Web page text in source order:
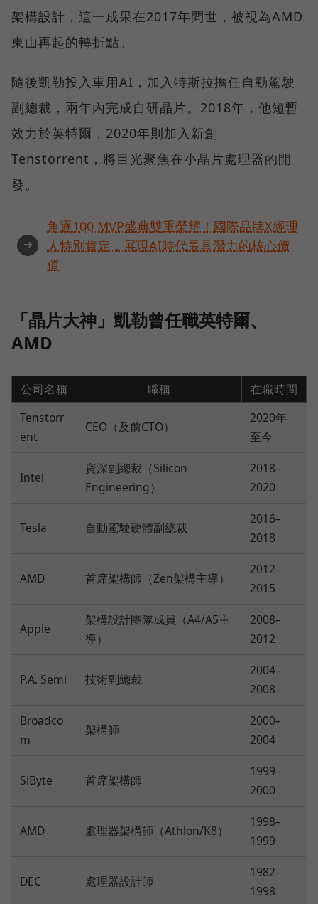
架構設計，這一成果在2017年問世，被視為AMD
東山再起的轉折點。
隨後凱勒投入車用AI，加入特斯拉擔任自動駕駛
副總裁，兩年內完成自研晶片。2018年，他短暫
效力於英特爾，2020年則加入新創
Tenstorrent，將目光聚焦在小晶片處理器的開
發。
➜
角逐100 MVP盛典雙重榮耀！國際品牌X經理
人特別肯定，展現AI時代最具潛力的核心價
值
「晶片大神」凱勒曾任職英特爾、
AMD
公司名稱 職稱
在職時間
Tenstorr
ent
CEO（及前CTO）
2020年
至今
Intel
資深副總裁（Silicon
Engineering）
2018–
2020
Tesla 自動駕駛硬體副總裁
2016–
2018
AMD 首席架構師（Zen架構主導）
2012–
2015
Apple
架構設計團隊成員（A4/A5主
導）
2008–
2012
P.A. Semi 技術副總裁
2004–
2008
Broadco
m
架構師
2000–
2004
SiByte 首席架構師
1999–
2000
AMD 處理器架構師（Athlon/K8）
1998–
1999
DEC 處理器設計師
1982–
1998